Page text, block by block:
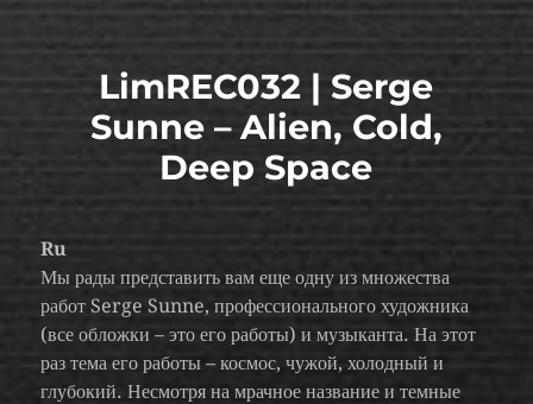
LimREC032 | Serge
Sunne – Alien, Cold,
Deep Space
Ru
Мы рады представить вам еще одну из множества
работ Serge Sunne, профессионального художника
(все обложки – это его работы) и музыканта. На этот
раз тема его работы – космос, чужой, холодный и
глубокий. Несмотря на мрачное название и темные